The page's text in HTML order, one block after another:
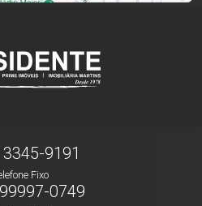
9191
Fixo
0749